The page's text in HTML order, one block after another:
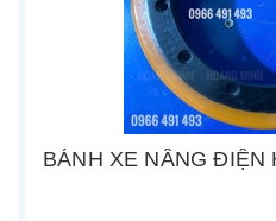
BÁNH XE NÂNG ĐIỆN